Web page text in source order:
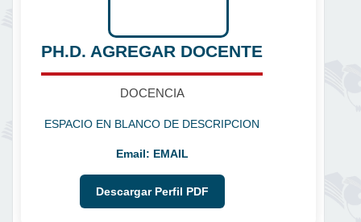
PH.D. AGREGAR DOCENTE
DOCENCIA
ESPACIO EN BLANCO DE DESCRIPCION
Email: EMAIL
Descargar Perfil PDF